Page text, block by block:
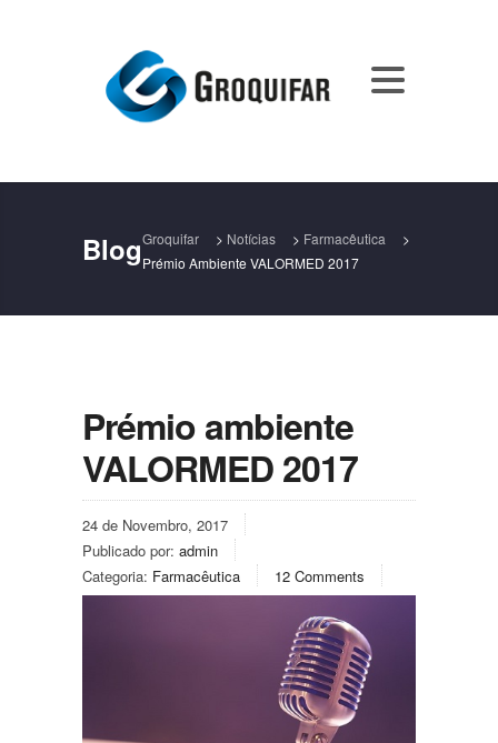
BlogGroquifar > Notícias > Farmacêutica
>
Prémio Ambiente VALORMED 2017
Prémio ambiente
VALORMED 2017
24 de Novembro, 2017
Publicado por: admin
Categoria: Farmacêutica 12 Comments